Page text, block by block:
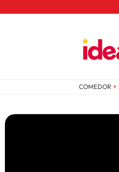
COMEDOR